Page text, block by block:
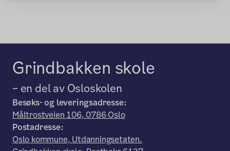
Grindbakken skole
– en del av Osloskolen
Besøks- og leveringsadresse:
Måltrostveien 106, 0786 Oslo
Postadresse:
Oslo kommune, Utdanningsetaten.